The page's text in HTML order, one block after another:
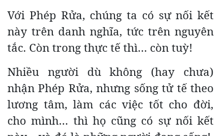
Với Phép Rửa, chúng ta có sự nối kết
này trên danh nghĩa, tức trên nguyên
tắc. Còn trong thực tế thì… còn tuỳ!
Nhiều người dù không (hay chưa)
nhận Phép Rửa, nhưng sống tử tế theo
lương tâm, làm các việc tốt cho đời,
cho mình… thì họ cũng có sự nối kết